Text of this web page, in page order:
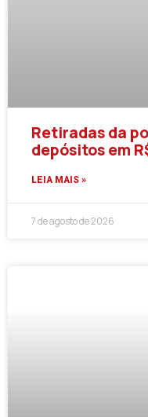
Retiradas da
depósitos em
LEIA MAIS »
7 de agosto de 2026